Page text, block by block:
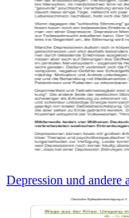
Depression und andere